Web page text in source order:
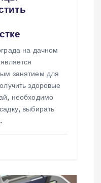
на дачном
занятием для
здоровые
необходимо
выбирать